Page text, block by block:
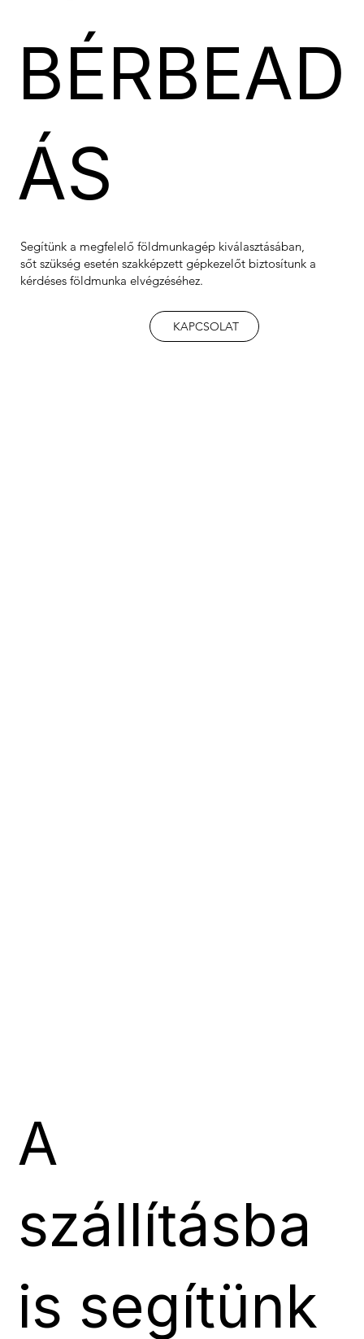
BÉRBEAD
ÁS
Segítünk a megfelelő földmunkagép kiválasztásában,
sőt szükség esetén szakképzett gépkezelőt biztosítunk a
kérdéses földmunka elvégzéséhez.
KAPCSOLAT
A
szállításba
is segítünk